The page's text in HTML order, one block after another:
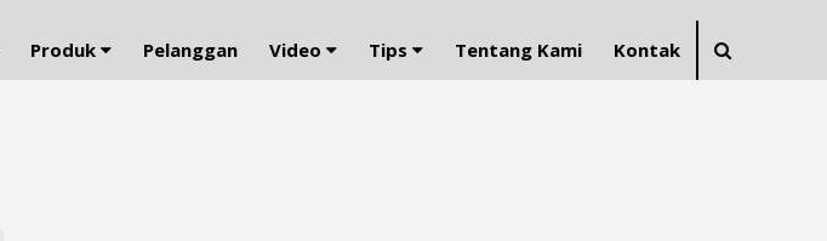
Produk Pelanggan Video Tips Tentang Kami Kontak